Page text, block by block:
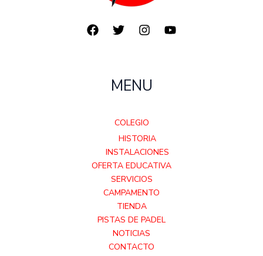
MENU
COLEGIO
HISTORIA
INSTALACIONES
OFERTA EDUCATIVA
SERVICIOS
CAMPAMENTO
TIENDA
PISTAS DE PADEL
NOTICIAS
CONTACTO